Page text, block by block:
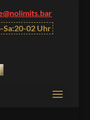
Sa:20-02 Uhr